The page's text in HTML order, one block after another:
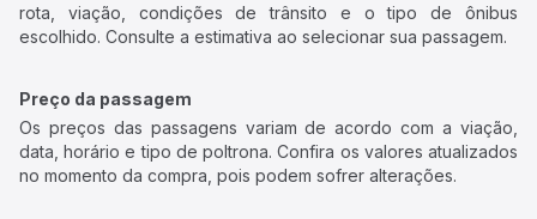
rota, viação, condições de trânsito e o tipo de ônibus
escolhido. Consulte a estimativa ao selecionar sua passagem.
Preço da passagem
Os preços das passagens variam de acordo com a viação,
data, horário e tipo de poltrona. Confira os valores atualizados
no momento da compra, pois podem sofrer alterações.